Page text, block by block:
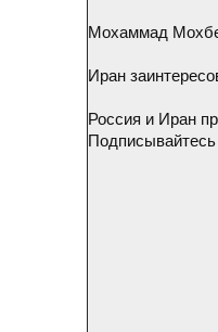
Мохаммад
Иран
Россия и Иран